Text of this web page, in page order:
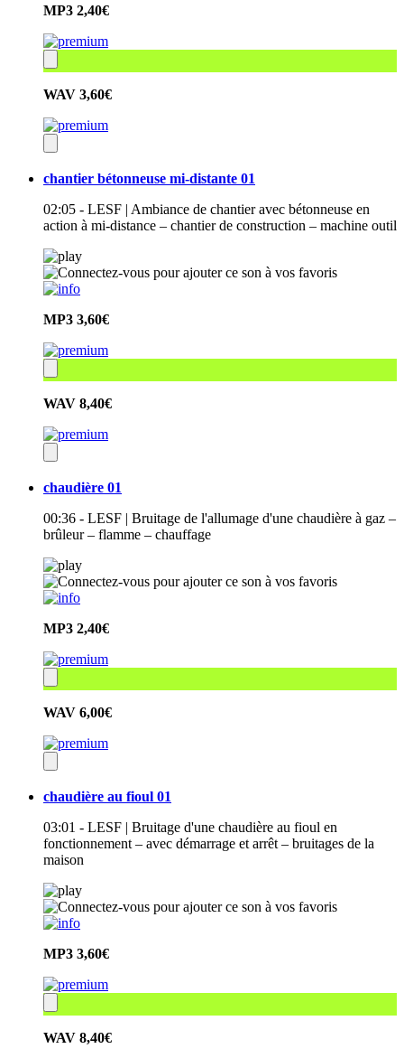
MP3 2,40€
WAV 3,60€
chantier bétonneuse mi-distante 01
02:05 - LESF | Ambiance de chantier avec bétonneuse en
action à mi-distance – chantier de construction – machine outil
MP3 3,60€
WAV 8,40€
chaudière 01
00:36 - LESF | Bruitage de l'allumage d'une chaudière à gaz –
brûleur – flamme – chauffage
MP3 2,40€
WAV 6,00€
chaudière au fioul 01
03:01 - LESF | Bruitage d'une chaudière au fioul en
fonctionnement – avec démarrage et arrêt – bruitages de la
maison
MP3 3,60€
WAV 8,40€